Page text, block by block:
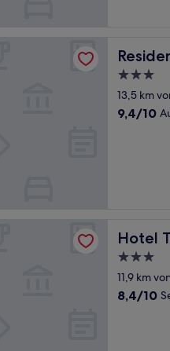
3.0-
Sterne-
13,5 km
9.4
9,4/10
Hotel
Hotel
3.0-
Sterne-
11,9 km
8.4
8,4/10